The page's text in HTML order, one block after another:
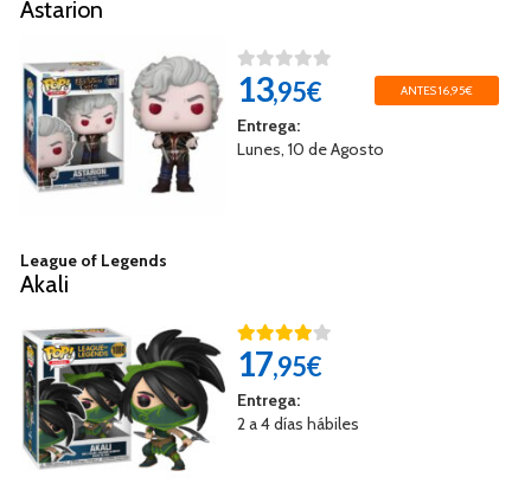
Astarion
13,95€ ANTES 16,95€
Entrega:
Lunes, 10 de Agosto
League of Legends
Akali
17,95€
Entrega:
2 a 4 días hábiles